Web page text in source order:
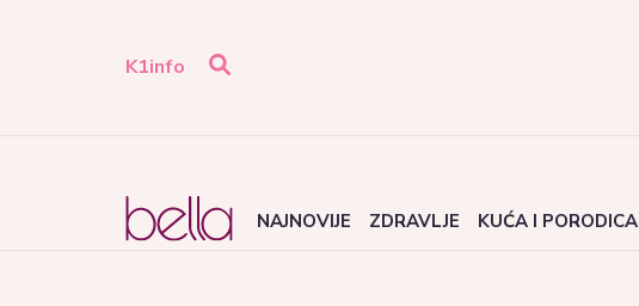
K1info
NAJNOVIJE ZDRAVLJE KUĆA I PORODICA